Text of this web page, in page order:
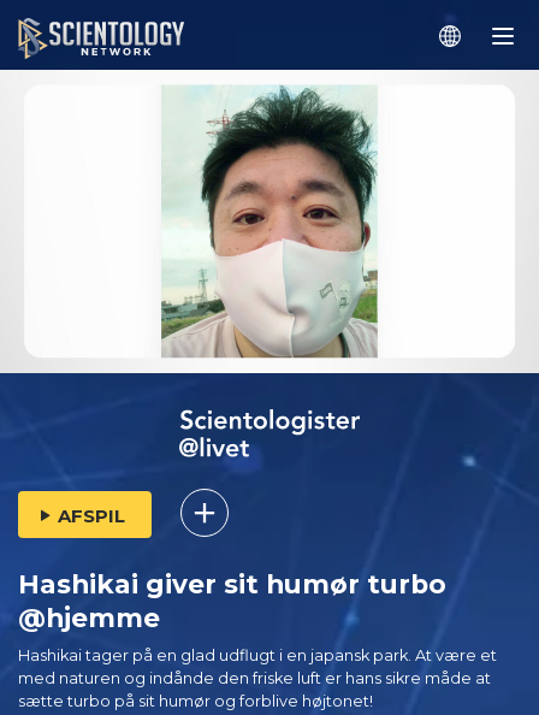
AFSPIL
Hashikai giver sit humør turbo
@hjemme
Hashikai tager på en glad udflugt i en japansk park. At være et
med naturen og indånde den friske luft er hans sikre måde at
sætte turbo på sit humør og forblive højtonet!